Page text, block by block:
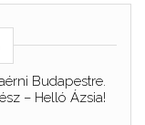
Budapestre.
– Helló Ázsia!